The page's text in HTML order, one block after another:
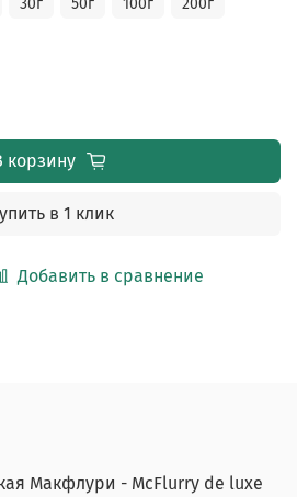
Добавить в сравнение
корзину
в 1 клик
Макфлури - McFlurry de luxe